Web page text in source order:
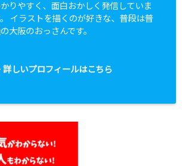
りやすく、面白おかしく発信していま
イラストを描くのが好きな、普段は普
大阪のおっさんです。
詳しいプロフィールはこちら